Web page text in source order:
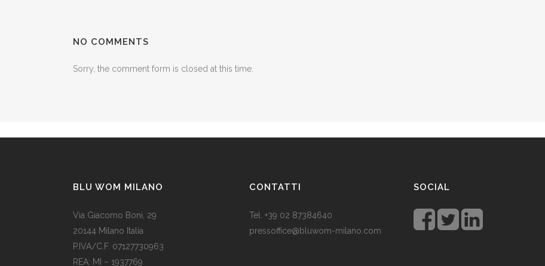
NO COMMENTS
Sorry, the comment form is closed at this time.
BLU WOM MILANO
Via Giacomo Boni, 29
20144 Milano Italia
P.IVA/C.F. 07127730963
REA: MI – 1937769
CONTATTI
Tel. +39 02 87384640
pressoffice@bluwom-milano.com
SOCIAL